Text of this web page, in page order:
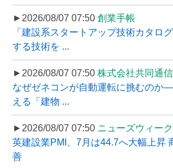
►2026/08/07 07:50 創業手帳
「建設系スタートアップ技術カタロ
する技術を ...
►2026/08/07 07:50 株式会社共同通
なぜゼネコンが自動運転に挑むのか
える「建物 ...
►2026/08/07 07:50 ニューズウィー
英建設業PMI、7月は44.7へ大幅上昇
善